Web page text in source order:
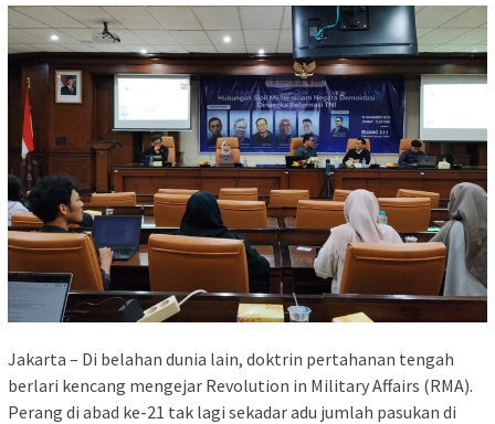
Jakarta – Di belahan dunia lain, doktrin pertahanan tengah
berlari kencang mengejar Revolution in Military Affairs (RMA).
Perang di abad ke-21 tak lagi sekadar adu jumlah pasukan di